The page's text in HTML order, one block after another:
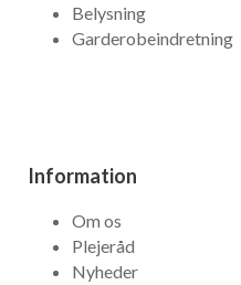
Belysning
Garderobeindretning
Information
Om os
Plejeråd
Nyheder